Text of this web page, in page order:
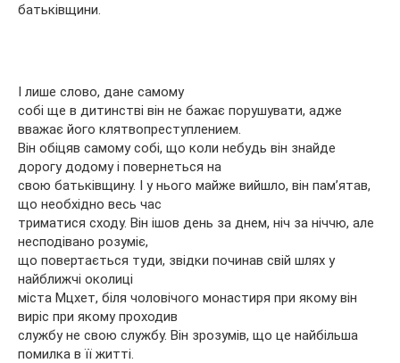
батьківщини.
І лише слово, дане самому
собі ще в дитинстві він не бажає порушувати, адже
вважає його клятвопреступлением.
Він обіцяв самому собі, що коли небудь він знайде
дорогу додому і повернеться на
свою батьківщину. І у нього майже вийшло, він пам’ятав,
що необхідно весь час
триматися сходу. Він ішов день за днем, ніч за ніччю, але
несподівано розуміє,
що повертається туди, звідки починав свій шлях у
найближчі околиці
міста Мцхет, біля чоловічого монастиря при якому він
виріс при якому проходив
службу не свою службу. Він зрозумів, що це найбільша
помилка в її житті.